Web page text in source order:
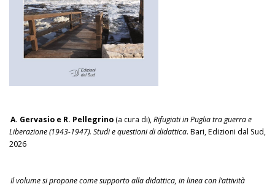
A. Gervasio e R. Pellegrino (a cura di),Rifugiati in Puglia tra guerra e
Liberazione (1943-1947). Studi e questioni di didattica. Bari, Edizioni dal Sud,
2026
Il volume si propone come supporto alla didattica, in linea con l’attività